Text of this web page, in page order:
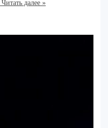
Читать далее »